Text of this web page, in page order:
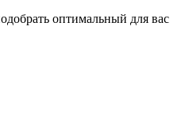
оптимальный для вас